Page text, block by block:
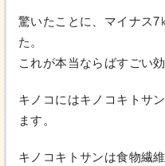
驚いたことに、マイナス7
た。
これが本当ならばすごい効
キノコにはキノコキトサ
ます。
キノコキトサンは食物繊